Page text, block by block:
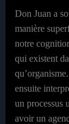
Don Juan a
manière
notre
qui existent
ensuite
un processus
avoir un